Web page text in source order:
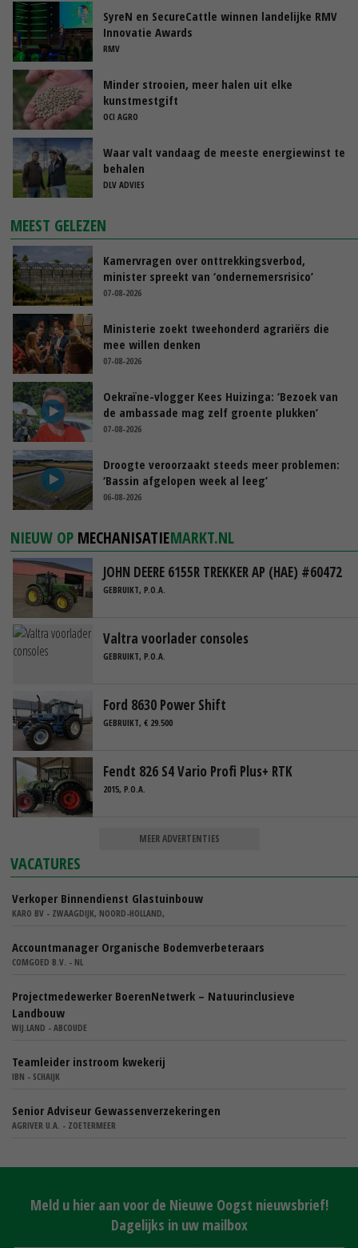
SyreN en SecureCattle winnen landelijke RMV
Innovatie Awards
RMV
Minder strooien, meer halen uit elke
kunstmestgift
OCI AGRO
Waar valt vandaag de meeste energiewinst te
behalen
DLV ADVIES
MEEST GELEZEN
Kamervragen over onttrekkingsverbod,
minister spreekt van ‘ondernemersrisico’
07-08-2026
Ministerie zoekt tweehonderd agrariërs die
mee willen denken
07-08-2026
Oekraïne-vlogger Kees Huizinga: ‘Bezoek van
de ambassade mag zelf groente plukken’
07-08-2026
Droogte veroorzaakt steeds meer problemen:
‘Bassin afgelopen week al leeg’
06-08-2026
NIEUW OP MECHANISATIEMARKT.NL
JOHN DEERE 6155R TREKKER AP (HAE) #60472
GEBRUIKT, P.O.A.
Valtra voorlader consoles
GEBRUIKT, P.O.A.
Ford 8630 Power Shift
GEBRUIKT, € 29.500
Fendt 826 S4 Vario Profi Plus+ RTK
2015, P.O.A.
MEER ADVERTENTIES
VACATURES
Verkoper Binnendienst Glastuinbouw
KARO BV - ZWAAGDIJK, NOORD-HOLLAND,
Accountmanager Organische Bodemverbeteraars
COMGOED B.V. - NL
Projectmedewerker BoerenNetwerk – Natuurinclusieve
Landbouw
WIJ.LAND - ABCOUDE
Teamleider instroom kwekerij
IBN - SCHAIJK
Senior Adviseur Gewassenverzekeringen
AGRIVER U.A. - ZOETERMEER
Meld u hier aan voor de Nieuwe Oogst nieuwsbrief!
Dagelijks in uw mailbox